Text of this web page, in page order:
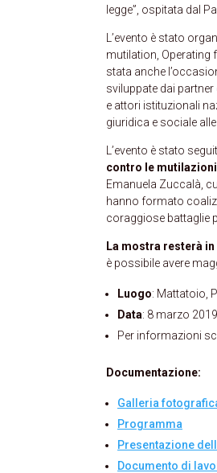
legge”, ospitata dal
L’evento è stato
mutilation, Operating
stata anche
sviluppate dai
e attori istituzionali
giuridica e sociale
L’evento è stato
contro le
Emanuela Zuccalà,
hanno formato
coraggiose battaglie
La mostra resterà
è possibile avere
Luogo: Mattatoio,
Data: 8 marzo
Per informazioni
Documentazione:
Galleria
Programma
Presentazione
Documento di